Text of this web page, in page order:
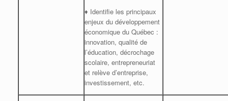
♦ Identifie les principaux
enjeux du développement
économique du Québec :
innovation, qualité de
l’éducation, décrochage
scolaire, entrepreneuriat
et relève d’entreprise,
investissement, etc.